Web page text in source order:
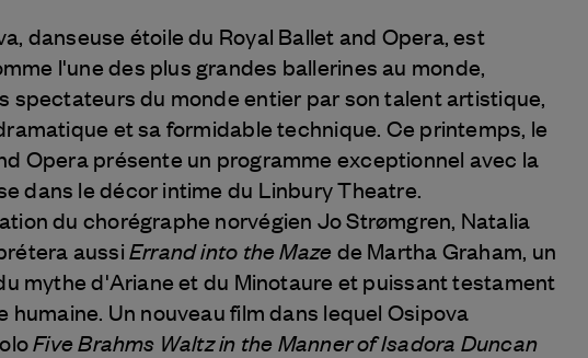
danseuse étoile du Royal Ballet and Opera, est
l'une des plus grandes ballerines au monde,
spectateurs du monde entier par son talent artistique,
et sa formidable technique. Ce printemps, le
Opera présente un programme exceptionnel avec la
dans le décor intime du Linbury Theatre.
du chorégraphe norvégien Jo Strømgren, Natalia
aussi Errand into the Maze de Martha Graham, un
mythe d'Ariane et du Minotaure et puissant testament
humaine. Un nouveau film dans lequel Osipova
Five Brahms Waltz in the Manner of Isadora Duncan